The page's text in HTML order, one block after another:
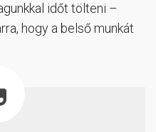
időt tölteni –
hogy a belső munkát